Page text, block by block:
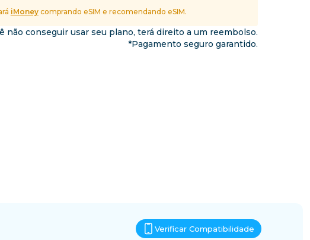
os Destinos
iMoneycomprando eSIM e recomendando eSIM.
não conseguir usar seu plano, terá direito a um reembolso.
*Pagamento seguro garantido.
Verificar Compatibilidade